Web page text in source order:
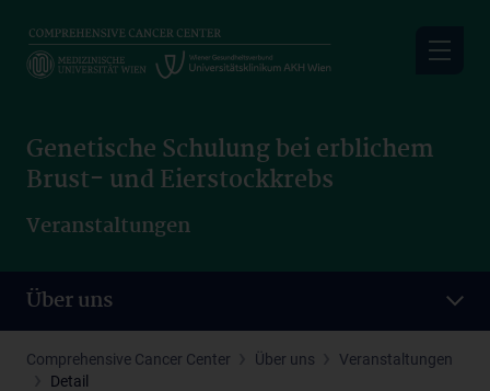
main
Genetische Schulung bei erblichem
Brust- und Eierstockkrebs
Veranstaltungen
Über uns
Comprehensive Cancer Center Über uns
Veranstaltungen
Detail